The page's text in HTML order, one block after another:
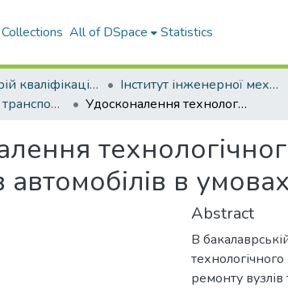
All of DSpace Statistics
Репозитарій кваліфікаційних робіт здобувачів вищої освіти Інститут інженерної механіки і робототехніки
Автомобільний транспорт, бакалавр, 2025
Удосконалення технологічного процесу ТО та ПР вузлів та агрегатів автомобілів в умовах СТО ПП «Трак-Лідер»
автомобілів в
Abstract
В
ремонту вузлів